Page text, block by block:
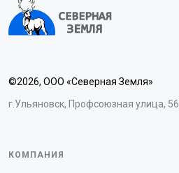
©2026, ООО «Северная Земля»
г.Ульяновск, Профсоюзная улица, 56
КОМПАНИЯ